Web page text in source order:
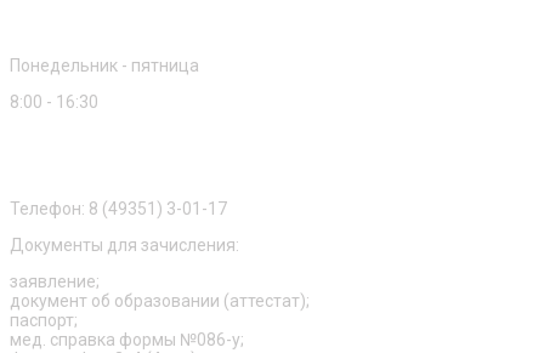
Понедельник - пятница
8:00 - 16:30
Телефон: 8 (49351) 3-01-17
Документы для зачисления:
заявление;
документ об образовании (аттестат);
паспорт;
мед. справка формы №086-у;